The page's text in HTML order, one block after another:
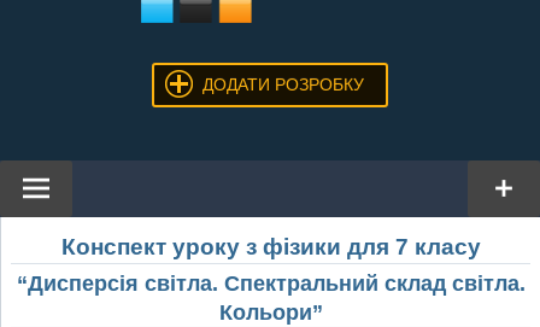
ДОДАТИ РОЗРОБКУ
Конспект уроку з фізики для 7 класу
“Дисперсія світла. Спектральний склад світла.
Кольори”